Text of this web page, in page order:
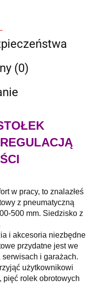
(0)
w pracy, to znalazłeś
z pneumatyczną
500 mm. Siedzisko z
i akcesoria niezbędne
przydatne jest we
i garażach.
użytkownikowi
pięć rolek obrotowych